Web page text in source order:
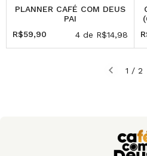
PLANNER CAFÉ COM DEUS
PAI
R$59,90
4 de R$14,98
1 / 2